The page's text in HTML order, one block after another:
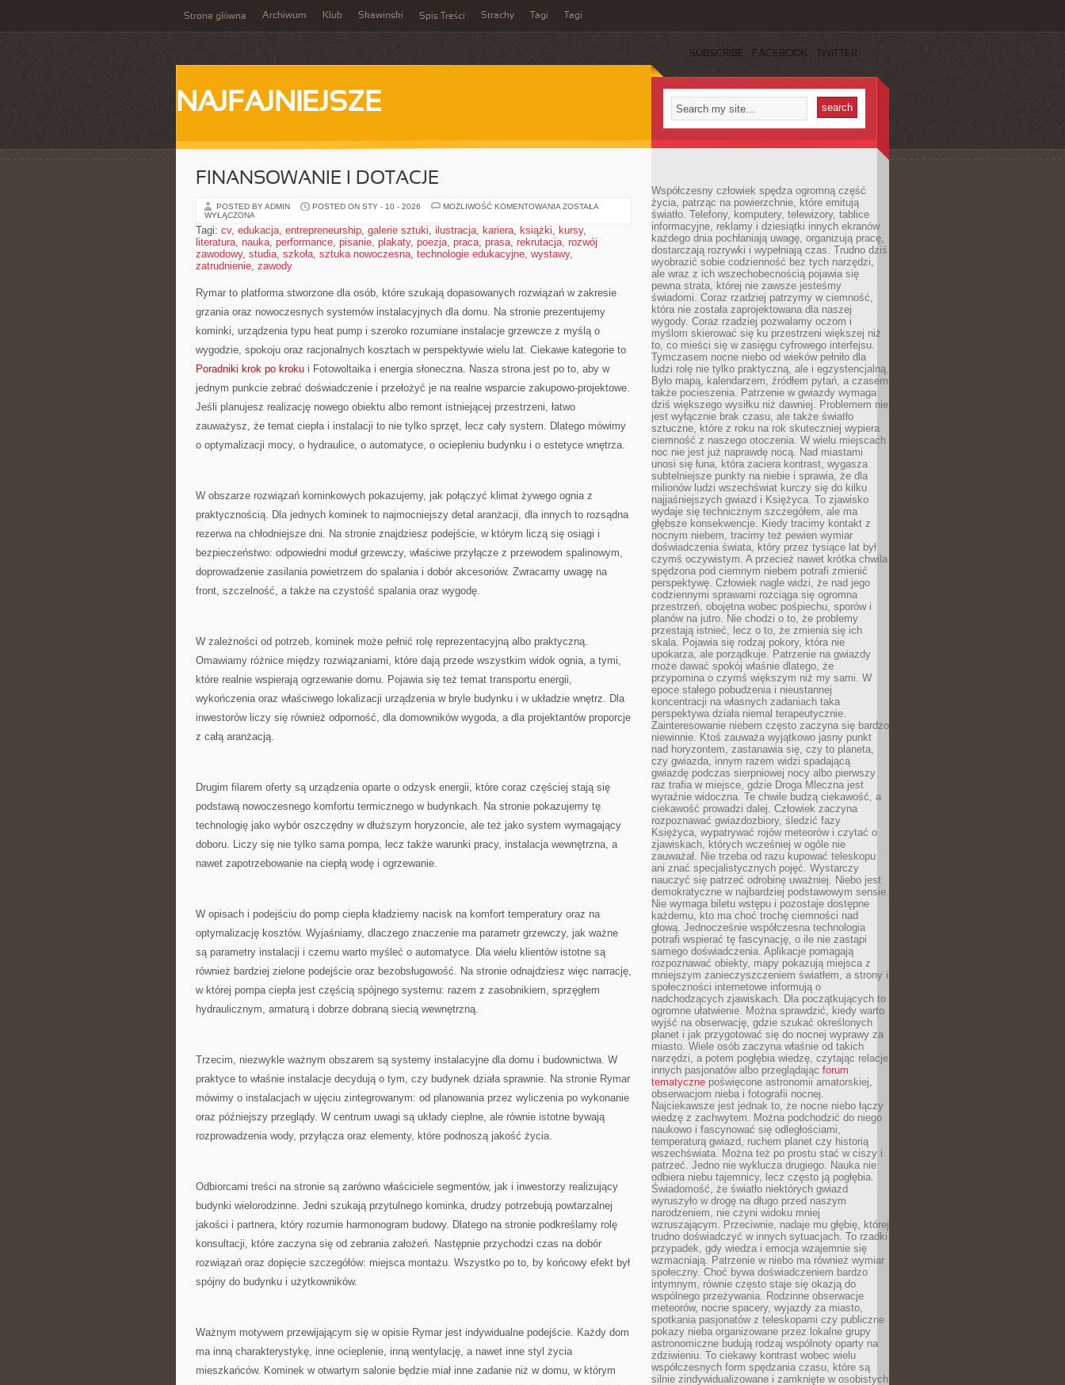
Strona główna Archiwum Klub Skawinski Spis Treści Strachy Tagi Tagi
SUBSCRIBE FACEBOOK TWITTER
NAJFAJNIEJSZE
FINANSOWANIE I DOTACJE
POSTED BY ADMIN POSTED ON STY - 10 - 2026 MOŻLIWOŚĆ KOMENTOWANIA FINANSOWANIE
ZOSTAŁA
WYŁĄCZONA
Tagi: cv, edukacja, entrepreneurship, galerie sztuki, ilustracja, kariera, książki, kursy,
literatura, nauka, performance, pisanie, plakaty, poezja, praca, prasa, rekrutacja, rozwój
zawodowy, studia, szkoła, sztuka nowoczesna, technologie edukacyjne, wystawy,
zatrudnienie, zawody
Rymar to platforma stworzone dla osób, które szukają dopasowanych rozwiązań w zakresie
grzania oraz nowoczesnych systemów instalacyjnych dla domu. Na stronie prezentujemy
kominki, urządzenia typu heat pump i szeroko rozumiane instalacje grzewcze z myślą o
wygodzie, spokoju oraz racjonalnych kosztach w perspektywie wielu lat. Ciekawe kategorie to
Poradniki krok po kroku i Fotowoltaika i energia słoneczna. Nasza strona jest po to, aby w
jednym punkcie zebrać doświadczenie i przełożyć je na realne wsparcie zakupowo-projektowe.
Jeśli planujesz realizację nowego obiektu albo remont istniejącej przestrzeni, łatwo
zauważysz, że temat ciepła i instalacji to nie tylko sprzęt, lecz cały system. Dlatego mówimy
o optymalizacji mocy, o hydraulice, o automatyce, o ociepleniu budynku i o estetyce wnętrza.
W obszarze rozwiązań kominkowych pokazujemy, jak połączyć klimat żywego ognia z
praktycznością. Dla jednych kominek to najmocniejszy detal aranżacji, dla innych to rozsądna
rezerwa na chłodniejsze dni. Na stronie znajdziesz podejście, w którym liczą się osiągi i
bezpieczeństwo: odpowiedni moduł grzewczy, właściwe przyłącze z przewodem spalinowym,
doprowadzenie zasilania powietrzem do spalania i dobór akcesoriów. Zwracamy uwagę na
front, szczelność, a także na czystość spalania oraz wygodę.
W zależności od potrzeb, kominek może pełnić rolę reprezentacyjną albo praktyczną.
Omawiamy różnice między rozwiązaniami, które dają przede wszystkim widok ognia, a tymi,
które realnie wspierają ogrzewanie domu. Pojawia się też temat transportu energii,
wykończenia oraz właściwego lokalizacji urządzenia w bryle budynku i w układzie wnętrz. Dla
inwestorów liczy się również odporność, dla domowników wygoda, a dla projektantów proporcje
z całą aranżacją.
Drugim filarem oferty są urządzenia oparte o odzysk energii, które coraz częściej stają się
podstawą nowoczesnego komfortu termicznego w budynkach. Na stronie pokazujemy tę
technologię jako wybór oszczędny w dłuższym horyzoncie, ale też jako system wymagający
doboru. Liczy się nie tylko sama pompa, lecz także warunki pracy, instalacja wewnętrzna, a
nawet zapotrzebowanie na ciepłą wodę i ogrzewanie.
W opisach i podejściu do pomp ciepła kładziemy nacisk na komfort temperatury oraz na
optymalizację kosztów. Wyjaśniamy, dlaczego znaczenie ma parametr grzewczy, jak ważne
są parametry instalacji i czemu warto myśleć o automatyce. Dla wielu klientów istotne są
również bardziej zielone podejście oraz bezobsługowość. Na stronie odnajdziesz więc narrację,
w której pompa ciepła jest częścią spójnego systemu: razem z zasobnikiem, sprzęgłem
hydraulicznym, armaturą i dobrze dobraną siecią wewnętrzną.
Trzecim, niezwykle ważnym obszarem są systemy instalacyjne dla domu i budownictwa. W
praktyce to właśnie instalacje decydują o tym, czy budynek działa sprawnie. Na stronie Rymar
mówimy o instalacjach w ujęciu zintegrowanym: od planowania przez wyliczenia po wykonanie
oraz późniejszy przeglądy. W centrum uwagi są układy cieplne, ale równie istotne bywają
rozprowadzenia wody, przyłącza oraz elementy, które podnoszą jakość życia.
Odbiorcami treści na stronie są zarówno właściciele segmentów, jak i inwestorzy realizujący
budynki wielorodzinne. Jedni szukają przytulnego kominka, drudzy potrzebują powtarzalnej
jakości i partnera, który rozumie harmonogram budowy. Dlatego na stronie podkreślamy rolę
konsultacji, które zaczyna się od zebrania założeń. Następnie przychodzi czas na dobór
rozwiązań oraz dopięcie szczegółów: miejsca montażu. Wszystko po to, by końcowy efekt był
spójny do budynku i użytkowników.
Ważnym motywem przewijającym się w opisie Rymar jest indywidualne podejście. Każdy dom
ma inną charakterystykę, inne ocieplenie, inną wentylację, a nawet inne styl życia
mieszkańców. Kominek w otwartym salonie będzie miał inne zadanie niż w domu, w którym
Współczesny człowiek spędza ogromną część
życia, patrząc na powierzchnie, które emitują
światło. Telefony, komputery, telewizory, tablice
informacyjne, reklamy i dziesiątki innych ekranów
każdego dnia pochłaniają uwagę, organizują pracę,
dostarczają rozrywki i wypełniają czas. Trudno dziś
wyobrazić sobie codzienność bez tych narzędzi,
ale wraz z ich wszechobecnością pojawia się
pewna strata, której nie zawsze jesteśmy
świadomi. Coraz rzadziej patrzymy w ciemność,
która nie została zaprojektowana dla naszej
wygody. Coraz rzadziej pozwalamy oczom i
myślom skierować się ku przestrzeni większej niż
to, co mieści się w zasięgu cyfrowego interfejsu.
Tymczasem nocne niebo od wieków pełniło dla
ludzi rolę nie tylko praktyczną, ale i egzystencjalną.
Było mapą, kalendarzem, źródłem pytań, a czasem
także pocieszenia. Patrzenie w gwiazdy wymaga
dziś większego wysiłku niż dawniej. Problemem nie
jest wyłącznie brak czasu, ale także światło
sztuczne, które z roku na rok skuteczniej wypiera
ciemność z naszego otoczenia. W wielu miejscach
noc nie jest już naprawdę nocą. Nad miastami
unosi się łuna, która zaciera kontrast, wygasza
subtelniejsze punkty na niebie i sprawia, że dla
milionów ludzi wszechświat kurczy się do kilku
najjaśniejszych gwiazd i Księżyca. To zjawisko
wydaje się technicznym szczegółem, ale ma
głębsze konsekwencje. Kiedy tracimy kontakt z
nocnym niebem, tracimy też pewien wymiar
doświadczenia świata, który przez tysiące lat był
czymś oczywistym. A przecież nawet krótka chwila
spędzona pod ciemnym niebem potrafi zmienić
perspektywę. Człowiek nagle widzi, że nad jego
codziennymi sprawami rozciąga się ogromna
przestrzeń, obojętna wobec pośpiechu, sporów i
planów na jutro. Nie chodzi o to, że problemy
przestają istnieć, lecz o to, że zmienia się ich
skala. Pojawia się rodzaj pokory, która nie
upokarza, ale porządkuje. Patrzenie na gwiazdy
może dawać spokój właśnie dlatego, że
przypomina o czymś większym niż my sami. W
epoce stałego pobudzenia i nieustannej
koncentracji na własnych zadaniach taka
perspektywa działa niemal terapeutycznie.
Zainteresowanie niebem często zaczyna się bardzo
niewinnie. Ktoś zauważa wyjątkowo jasny punkt
nad horyzontem, zastanawia się, czy to planeta,
czy gwiazda, innym razem widzi spadającą
gwiazdę podczas sierpniowej nocy albo pierwszy
raz trafia w miejsce, gdzie Droga Mleczna jest
wyraźnie widoczna. Te chwile budzą ciekawość, a
ciekawość prowadzi dalej. Człowiek zaczyna
rozpoznawać gwiazdozbiory, śledzić fazy
Księżyca, wypatrywać rojów meteorów i czytać o
zjawiskach, których wcześniej w ogóle nie
zauważał. Nie trzeba od razu kupować teleskopu
ani znać specjalistycznych pojęć. Wystarczy
nauczyć się patrzeć odrobinę uważniej. Niebo jest
demokratyczne w najbardziej podstawowym sensie.
Nie wymaga biletu wstępu i pozostaje dostępne
każdemu, kto ma choć trochę ciemności nad
głową. Jednocześnie współczesna technologia
potrafi wspierać tę fascynację, o ile nie zastąpi
samego doświadczenia. Aplikacje pomagają
rozpoznawać obiekty, mapy pokazują miejsca z
mniejszym zanieczyszczeniem światłem, a strony i
społeczności internetowe informują o
nadchodzących zjawiskach. Dla początkujących to
ogromne ułatwienie. Można sprawdzić, kiedy warto
wyjść na obserwację, gdzie szukać określonych
planet i jak przygotować się do nocnej wyprawy za
miasto. Wiele osób zaczyna właśnie od takich
narzędzi, a potem pogłębia wiedzę, czytając relacje
innych pasjonatów albo przeglądając forum
tematyczne poświęcone astronomii amatorskiej,
obserwacjom nieba i fotografii nocnej.
Najciekawsze jest jednak to, że nocne niebo łączy
wiedzę z zachwytem. Można podchodzić do niego
naukowo i fascynować się odległościami,
temperaturą gwiazd, ruchem planet czy historią
wszechświata. Można też po prostu stać w ciszy i
patrzeć. Jedno nie wyklucza drugiego. Nauka nie
odbiera niebu tajemnicy, lecz często ją pogłębia.
Świadomość, że światło niektórych gwiazd
wyruszyło w drogę na długo przed naszym
narodzeniem, nie czyni widoku mniej
wzruszającym. Przeciwnie, nadaje mu głębię, której
trudno doświadczyć w innych sytuacjach. To rzadki
przypadek, gdy wiedza i emocja wzajemnie się
wzmacniają. Patrzenie w niebo ma również wymiar
społeczny. Choć bywa doświadczeniem bardzo
intymnym, równie często staje się okazją do
wspólnego przeżywania. Rodzinne obserwacje
meteorów, nocne spacery, wyjazdy za miasto,
spotkania pasjonatów z teleskopami czy publiczne
pokazy nieba organizowane przez lokalne grupy
astronomiczne budują rodzaj wspólnoty oparty na
zdziwieniu. To ciekawy kontrast wobec wielu
współczesnych form spędzania czasu, które są
silnie zindywidualizowane i zamknięte w osobistych